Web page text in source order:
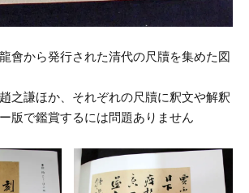
會から発行された清代の尺牘を集めた図
之謙ほか、それぞれの尺牘に釈文や解釈
版で鑑賞するには問題ありません